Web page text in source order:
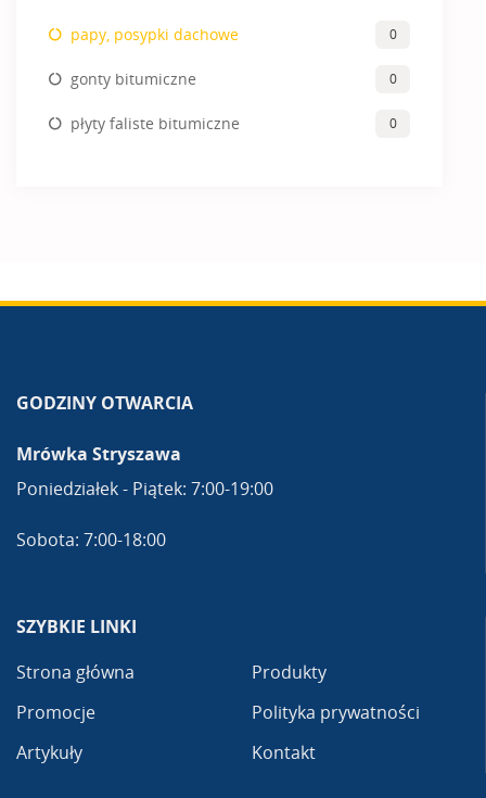
papy, posypki dachowe 0
gonty bitumiczne 0
płyty faliste bitumiczne 0
GODZINY OTWARCIA
Mrówka Stryszawa
Poniedziałek - Piątek: 7:00-19:00
Sobota: 7:00-18:00
SZYBKIE LINKI
Strona główna
Promocje
Artykuły
Produkty
Polityka prywatności
Kontakt